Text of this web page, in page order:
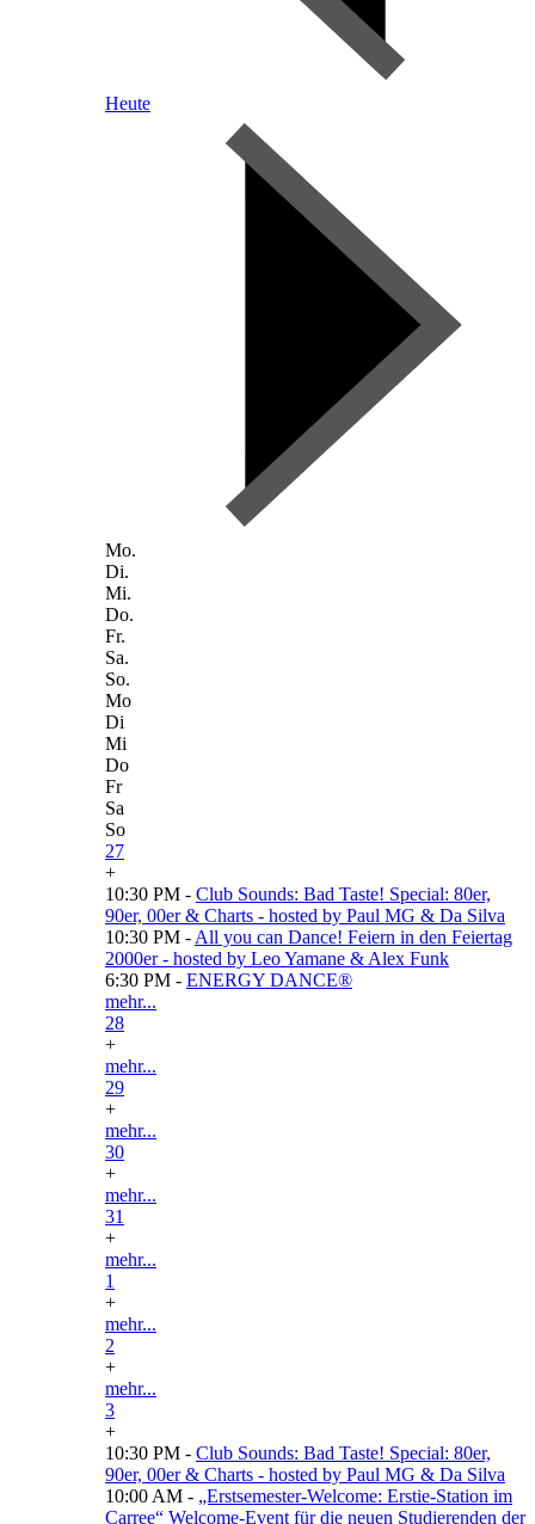
Heute
Mo.
Di.
Mi.
Do.
Fr.
Sa.
So.
Mo
Di
Mi
Do
Fr
Sa
So
27
+
10:30 PM - Club Sounds: Bad Taste! Special: 80er,
90er, 00er & Charts - hosted by Paul MG & Da Silva
10:30 PM - All you can Dance! Feiern in den Feiertag
2000er - hosted by Leo Yamane & Alex Funk
6:30 PM - ENERGY DANCE®
mehr...
28
+
mehr...
29
+
mehr...
30
+
mehr...
31
+
mehr...
1
+
mehr...
2
+
mehr...
3
+
10:30 PM - Club Sounds: Bad Taste! Special: 80er,
90er, 00er & Charts - hosted by Paul MG & Da Silva
10:00 AM - „Erstsemester-Welcome: Erstie-Station im
Carree“ Welcome-Event für die neuen Studierenden der